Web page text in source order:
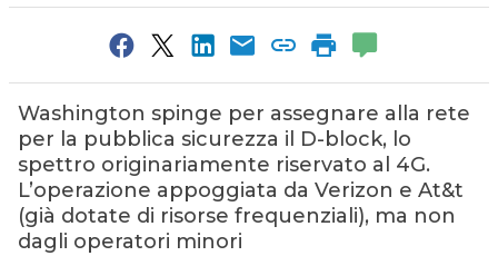
Washington spinge per assegnare alla rete
per la pubblica sicurezza il D-block, lo
spettro originariamente riservato al 4G.
L’operazione appoggiata da Verizon e At&t
(già dotate di risorse frequenziali), ma non
dagli operatori minori